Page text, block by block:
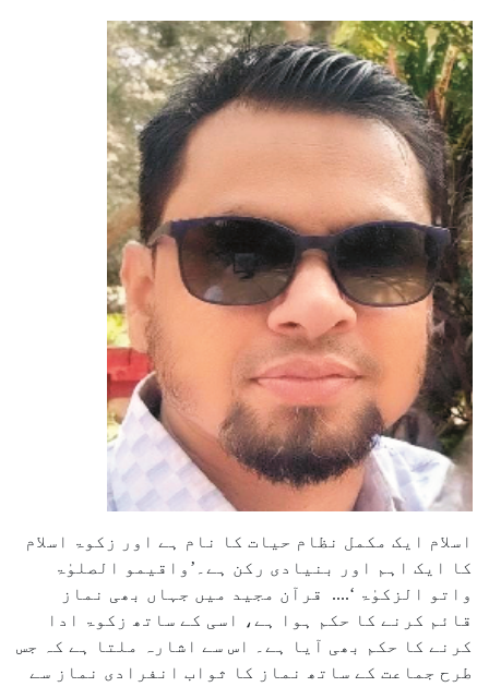
اسلام ایک مکمل نظام حیات کا نام ہے اور زکوۃ اسلام
کا ایک اہم اور بنیادی رکن ہے۔’واقیمو الصلوٰۃ
واتو الزکوٰۃ ‘.... قرآن مجید میں جہاں بھی نماز
قائم کرنے کا حکم ہوا ہے، اسی کے ساتھ زکوۃ ادا
کرنے کا حکم بھی آیا ہے۔ اس سے اشارہ ملتا ہے کہ جس
طرح جماعت کے ساتھ نماز کا ثواب انفرادی نماز سے